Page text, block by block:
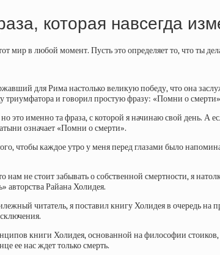
которая навсегда
мир в любой момент. Пусть это определяет то, что ты
для Рима настолько великую победу, что она
триумфатора и говорил простую фразу: «Помни о
это именно та фраза, с которой я начинаю свой день. А
означает «Помни о смерти».
чтобы каждое утро у меня перед глазами было
нам не стоит забывать о собственной смертности, я
авторства Райана Холидея.
читатель, я поставил книгу Холидея в очередь на
книги Холидея, основанной на философии
ее нас ждет только смерть.